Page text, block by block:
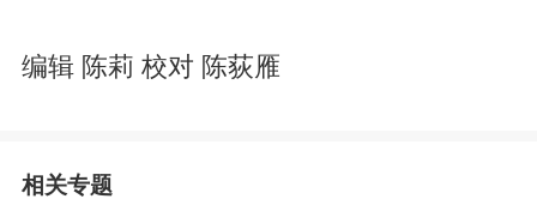
编辑 陈莉 校对 陈荻雁
相关专题